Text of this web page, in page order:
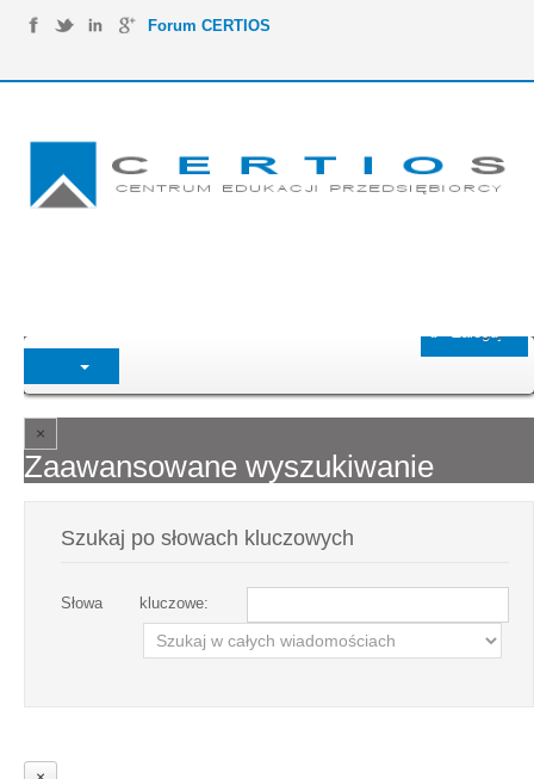
Forum CERTIOS
Zaawansowane wyszukiwanie
Szukaj po słowach kluczowych
Słowa kluczowe: